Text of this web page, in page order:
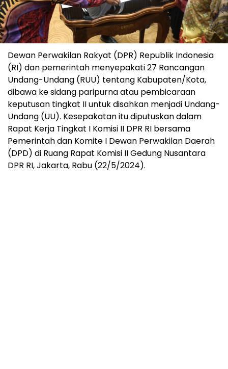
Dewan Perwakilan Rakyat (DPR) Republik Indonesia
(RI) dan pemerintah menyepakati 27 Rancangan
Undang-Undang (RUU) tentang Kabupaten/Kota,
dibawa ke sidang paripurna atau pembicaraan
keputusan tingkat II untuk disahkan menjadi Undang-
Undang (UU). Kesepakatan itu diputuskan dalam
Rapat Kerja Tingkat I Komisi II DPR RI bersama
Pemerintah dan Komite I Dewan Perwakilan Daerah
(DPD) di Ruang Rapat Komisi II Gedung Nusantara
DPR RI, Jakarta, Rabu (22/5/2024).